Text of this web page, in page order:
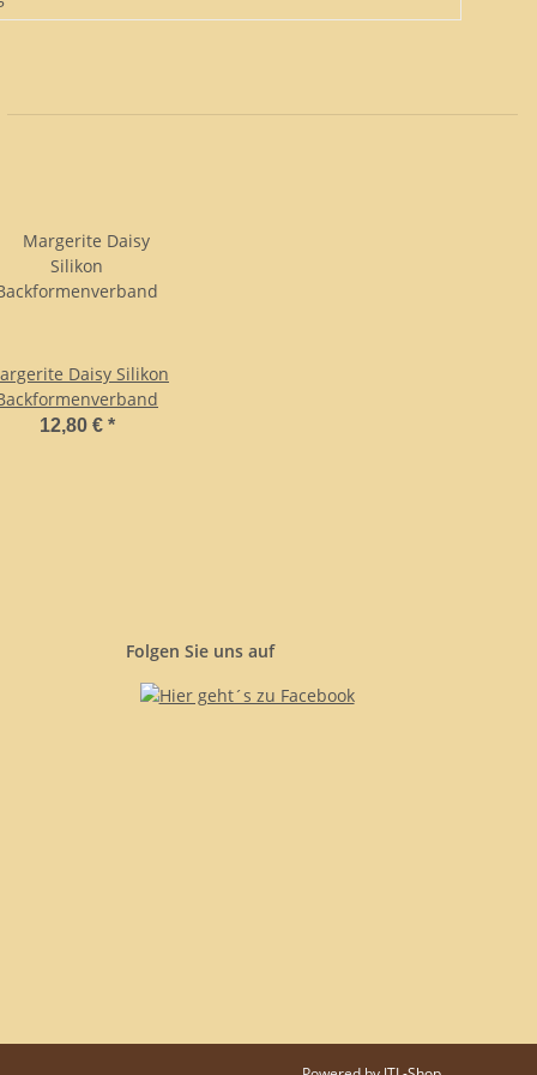
Daisy Silikon
12,80 € *
Folgen Sie uns auf